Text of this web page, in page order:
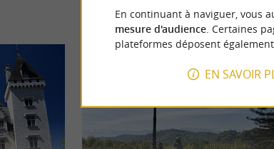
VOUS
En continuant à naviguer, vous
mesure d'audience. Certaines
plateformes déposent également
EN SAVOIR